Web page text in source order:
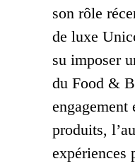
son rôle
de luxe
su imposer
du Food &
engagement
produits,
expériences